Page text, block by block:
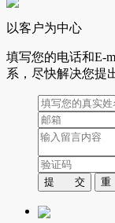
以客户为中心
填写您的电话和E-
系，尽快解决您提